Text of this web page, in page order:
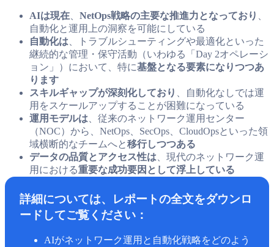
AIは現在 NetOps戦略の主要な推進力となっており
自動化と運用上の洞察を可能にしている
自動化は 、トラブルシューティングや最適化といった
継続的な管理・保守活動（いわゆる「Day 2オペレーシ
ョン」）において、特に基盤となる要素になりつつあ
ります
スキルギャップが深刻化しており
、自動化なしでは運
用をスケールアップすることが困難になっている
運用モデルは 、従来のネットワーク運用センター
（NOC）から、NetOps、SecOps、CloudOpsといった領
域横断的なチームへと移行しつつある
データの品質とアクセス性は 、現代のネットワーク運
用における重要な成功要因として浮上している
詳細については、レポートの全文をダウンロ
ードしてご覧ください：
AIがネットワーク運用と自動化戦略をどのよう